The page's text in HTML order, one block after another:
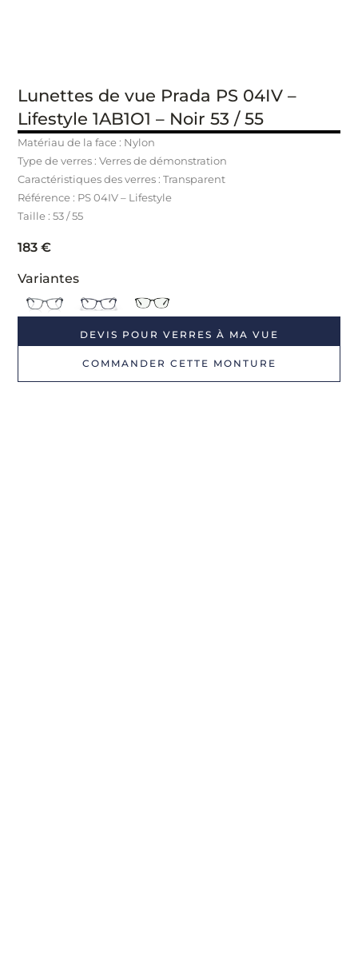
Lunettes de vue Prada PS 04IV –
Lifestyle 1AB1O1 – Noir 53 / 55
Matériau de la face : Nylon
Type de verres : Verres de démonstration
Caractéristiques des verres : Transparent
Référence : PS 04IV – Lifestyle
Taille : 53 / 55
183€
Variantes
DEVIS POUR VERRES À MA VUE
COMMANDER CETTE MONTURE